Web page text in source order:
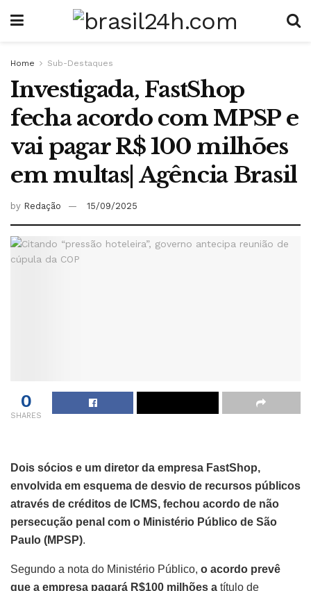
Home Sub-Destaques
Investigada, FastShop
fecha acordo com MPSP e
vai pagar R$ 100 milhões
em multas| Agência Brasil
by Redação 15/09/2025
0
SHARES
Dois sócios e um diretor da empresa FastShop,
envolvida em esquema de desvio de recursos públicos
através de créditos de ICMS, fechou acordo de não
persecução penal com o Ministério Público de São
Paulo (MPSP).
Segundo a nota do Ministério Público, o acordo prevê
que a empresa pagará R$100 milhões a título de